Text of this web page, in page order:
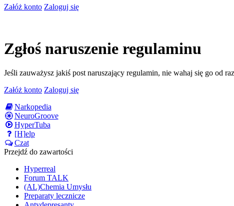
Załóż konto Zaloguj się
Zgłoś naruszenie regulaminu
Jeśli zauważysz jakiś post naruszający regulamin, nie wahaj się go od
Załóż konto Zaloguj się
Narkopedia
NeuroGroove
HyperTuba
[H]elp
Czat
Przejdź do zawartości
Hyperreal
Forum TALK
(AL)Chemia Umysłu
Preparaty lecznicze